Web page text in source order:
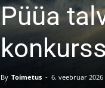
Püüa
By Toimetus - 6. veebruar 2026